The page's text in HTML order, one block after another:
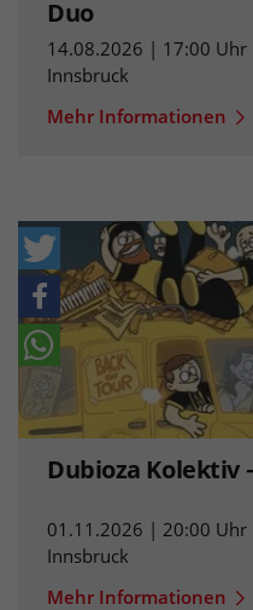
Duo
14.08.2026 | 17:00 Uhr
Innsbruck
Mehr Informationen
Dubioza Kolektiv
01.11.2026 | 20:00 Uhr
Innsbruck
Mehr Informationen